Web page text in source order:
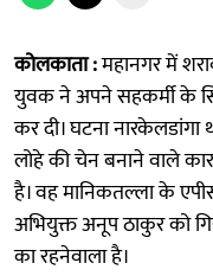
कोलकाता :महानगर में
युवक ने अपने सहकर्मी के
कर दी। घटना
लोहे की चेन बनाने वाले
है। वह मानिकतल्ला के
अभियुक्त अनूप ठाकुर को
का रहनेवाला है।